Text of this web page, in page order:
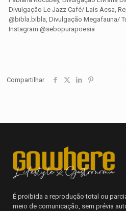
Divulgação Le Jazz Café/ Laís Acsa,
@bibla.bibla, Divulgação Megafauna/
Instagram @sebopurapoesia
Compartilhar
É proibida a reprodução total ou
meio de comunicação, sem prévia